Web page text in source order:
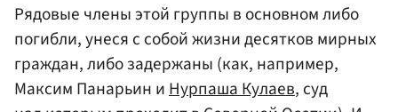
Рядовые члены этой группы в основном либо
погибли, унеся с собой жизни десятков мирных
граждан, либо задержаны (как, например,
Максим Панарьин и Нурпаша Кулаев, суд